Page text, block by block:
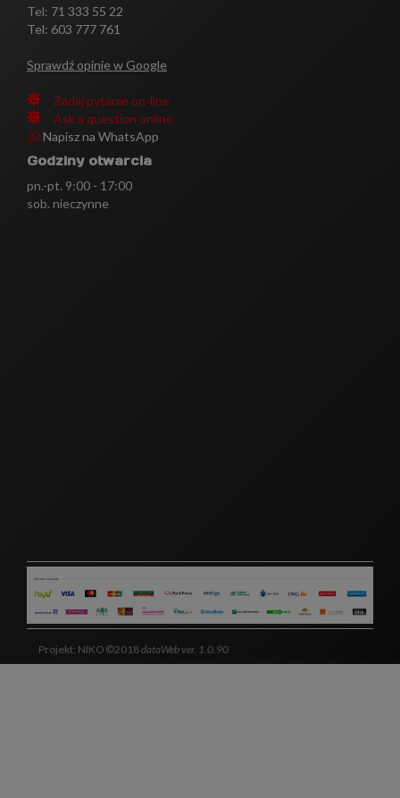
Tel: 71 333 55 22
Tel: 603 777 761
Sprawdź opinie w Google
Zadaj pytanie on-line
Ask a question online
Napisz na WhatsApp
Godziny otwarcia
pn.-pt. 9:00 - 17:00
sob. nieczynne
Projekt: NIKO ©2018dataWeb ver. 1.0.90